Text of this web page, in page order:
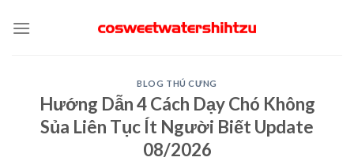
BLOG THÚ CƯNG
Hướng Dẫn 4 Cách Dạy Chó Không
Sủa Liên Tục Ít Người Biết Update
08/2026